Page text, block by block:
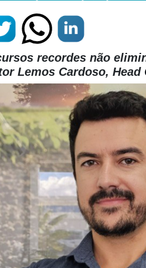
recordes não
Lemos Cardoso, Head